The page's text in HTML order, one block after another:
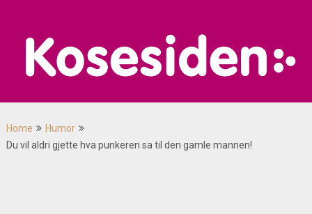
content
Home
Humor
Du vil aldri gjette hva punkeren sa til den gamle mannen!